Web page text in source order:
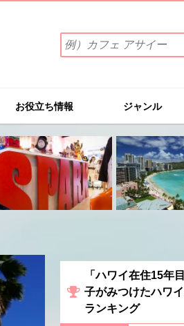
索
ワ
を
入
力
(例）
カ
フ
ェ
イ
お役立ち情報 ジャンル
「ハワイ在住15年
子がみつけたハワ
ランキング